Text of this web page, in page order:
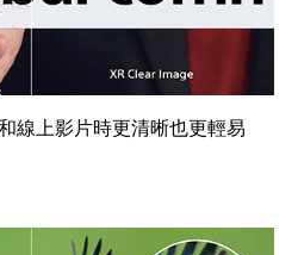
線上影片時更清晰也更輕易